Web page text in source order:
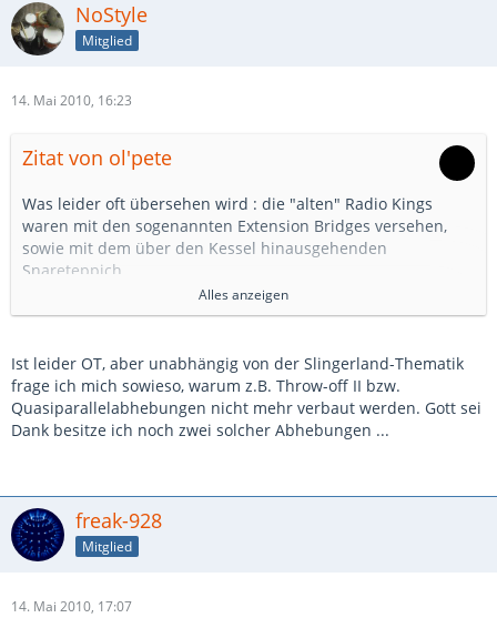
NoStyle
Mitglied
14. Mai 2010, 16:23
Zitat von ol'pete
Was leider oft übersehen wird : die "alten" Radio Kings
waren mit den sogenannten Extension Bridges versehen,
sowie mit dem über den Kessel hinausgehenden
Snareteppich.
Dies hatte einen wesentlichen Anteil am speziellen Sound
dieser Snares (feinere präzisere Ansprache).
gewöhnlichen Strainer/Teppich und klingen völlig anders.
Darum suchen wohl viele "Afficionados" die älteren Modelle.
Ich hatte eine alte R.K. (Geschenk von Louis Armstrong-
Drummer Barrett Deems). Leider war sie völlig verzogen und
gegen
einen neuen (Standard-Länge) austauschte war der Sound
trotz Snarebed zwar OK, aber doch völlig anders.
Uebrigens: das gleiche geschah ja kürzlich mit den Pearl
Gelegenheit,
Alles anzeigen
Ist leider OT, aber unabhängig von der Slingerland-Thematik
frage ich mich sowieso, warum z.B. Throw-off II bzw.
Quasiparallelabhebungen nicht mehr verbaut werden. Gott sei
Dank besitze ich noch zwei solcher Abhebungen ...
freak-928
Mitglied
14. Mai 2010, 17:07